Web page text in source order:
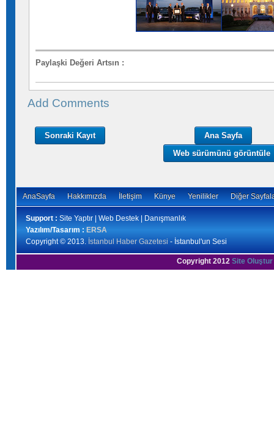
Paylaşki Değeri Artsın :
Add Comments
Sonraki Kayıt
Ana Sayfa
Web sürümünü görüntüle
AnaSayfa Hakkımızda İletişim Künye Yenilikler Diğer
Support : Site Yaptır | Web Destek | Danışmanlık
Yazılım/Tasarım : ERSA
Copyright © 2013. İstanbul Haber Gazetesi - İstanbul'un Sesi
Copyright 2012 Site Oluştur